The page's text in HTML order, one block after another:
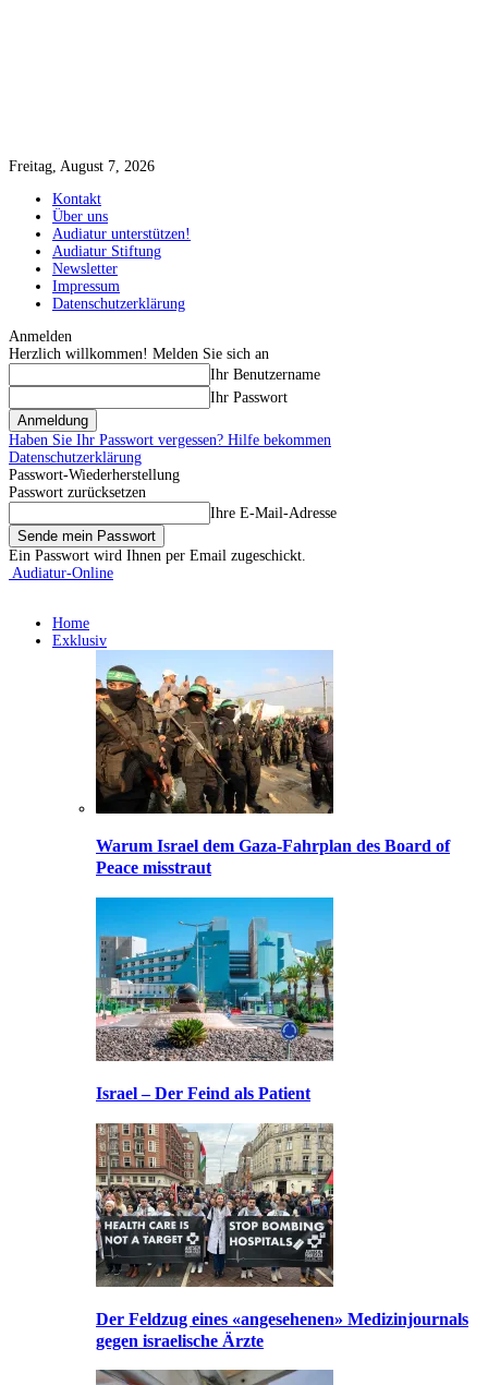
Freitag, August 7, 2026
Kontakt
Über uns
Audiatur unterstützen!
Audiatur Stiftung
Newsletter
Impressum
Datenschutzerklärung
Anmelden
Herzlich willkommen! Melden Sie sich an
Ihr Benutzername
Ihr Passwort
Haben Sie Ihr Passwort vergessen? Hilfe bekommen
Datenschutzerklärung
Passwort-Wiederherstellung
Passwort zurücksetzen
Ihre E-Mail-Adresse
Ein Passwort wird Ihnen per Email zugeschickt.
Audiatur-Online
Home
Exklusiv
Warum Israel dem Gaza-Fahrplan des Board of
Peace misstraut
Israel – Der Feind als Patient
Der Feldzug eines «angesehenen» Medizinjournals
gegen israelische Ärzte